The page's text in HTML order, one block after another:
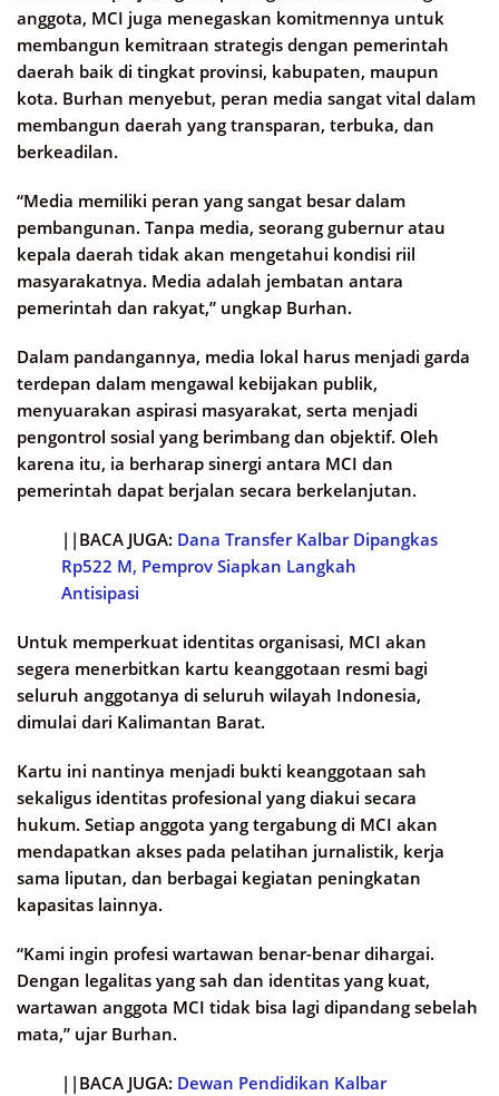
anggota, MCI juga menegaskan komitmennya untuk
membangun kemitraan strategis dengan pemerintah
daerah baik di tingkat provinsi, kabupaten, maupun
kota. Burhan menyebut, peran media sangat vital dalam
membangun daerah yang transparan, terbuka, dan
berkeadilan.
“Media memiliki peran yang sangat besar dalam
pembangunan. Tanpa media, seorang gubernur atau
kepala daerah tidak akan mengetahui kondisi riil
masyarakatnya. Media adalah jembatan antara
pemerintah dan rakyat,” ungkap Burhan.
Dalam pandangannya, media lokal harus menjadi garda
terdepan dalam mengawal kebijakan publik,
menyuarakan aspirasi masyarakat, serta menjadi
pengontrol sosial yang berimbang dan objektif. Oleh
karena itu, ia berharap sinergi antara MCI dan
pemerintah dapat berjalan secara berkelanjutan.
||BACA JUGA: Dana Transfer Kalbar Dipangkas
Rp522 M, Pemprov Siapkan Langkah
Antisipasi
Untuk memperkuat identitas organisasi, MCI akan
segera menerbitkan kartu keanggotaan resmi bagi
seluruh anggotanya di seluruh wilayah Indonesia,
dimulai dari Kalimantan Barat.
Kartu ini nantinya menjadi bukti keanggotaan sah
sekaligus identitas profesional yang diakui secara
hukum. Setiap anggota yang tergabung di MCI akan
mendapatkan akses pada pelatihan jurnalistik, kerja
sama liputan, dan berbagai kegiatan peningkatan
kapasitas lainnya.
“Kami ingin profesi wartawan benar-benar dihargai.
Dengan legalitas yang sah dan identitas yang kuat,
wartawan anggota MCI tidak bisa lagi dipandang sebelah
mata,” ujar Burhan.
||BACA JUGA: Dewan Pendidikan Kalbar